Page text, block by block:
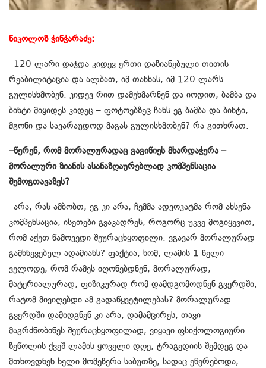
ნიკოლოზ ჭინჭარაძე:
–120 ლარი დაჯდა კიდევ ერთი დაზიანებული თითის
რეაბილიტაცია და ალბათ, იმ თანხას, იმ 120 ლარს
გულისხმობენ. კიდევ რით დამეხმარნენ და იოდით, ბამბა და
ბინტი მიყიდეს კიდეც – ფოტოებზეც ჩანს ეგ ბამბა და ბინტი,
მგონი და სავარაუდოდ მაგას გულისხმობენ? რა გითხრათ.
–წერენ, რომ მორალურადაც გაგიწიეს მხარდაჭერა –
მორალური ზიანის ასანაზღაურებლად კომპენსაცია
შემოგთავაზეს?
–არა, რას ამბობთ, ეგ კი არა, ჩემმა ადვოკატმა რომ ახსენა
კომპენსაცია, ისეთები გვაკადრეს, როგორც უკვე მოგიყევით,
რომ აქეთ წამოვედი შეურაცხყოფილი. ვგავარ მორალურად
გამხნევებულ ადამიანს? ფაქტია, ხომ, ლამის 1 წელი
ველოდე, რომ რამეს იღონებდნენ, მორალურად,
მატერიალურად, ფიზიკურად რომ დამდგომოდნენ გვერდში,
რატომ მივიღებდი ამ გადაწყვეტილებას? მორალურად
გვერდში დამიდგნენ კი არა, დამამცირეს, თავი
მაგრძნობინეს შეურაცხყოფილად, ვიყავი ფსიქოლოგიური
ზეწოლის ქვეშ ლამის ყოველი დღე, ტრაგედიის შემდეგ და
მთხოვდნენ ხელი მომეწერა საბუთზე, სადაც ეწერებოდა,